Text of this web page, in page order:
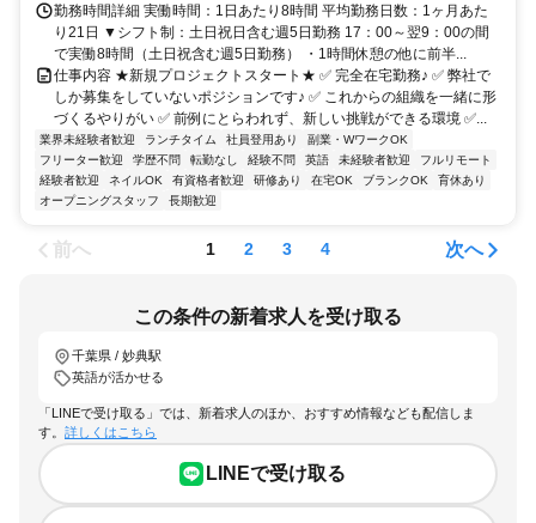
勤務時間詳細 実働時間：1日あたり8時間 平均勤務日数：1ヶ月あた
り21日 ▼シフト制：土日祝日含む週5日勤務 17：00～翌9：00の間
で実働8時間（土日祝含む週5日勤務） ・1時間休憩の他に前半...
仕事内容 ★新規プロジェクトスタート★ ✅ 完全在宅勤務♪ ✅ 弊社で
しか募集をしていないポジションです♪ ✅ これからの組織を一緒に形
づくるやりがい ✅ 前例にとらわれず、新しい挑戦ができる環境 ✅...
業界未経験者歓迎 ランチタイム 社員登用あり
副業・WワークOK
フリーター歓迎
学歴不問 転勤なし 経験不問 英語 未経験者歓迎
フルリモート
経験者歓迎
ネイルOK 有資格者歓迎 研修あり 在宅OK ブランクOK
育休あり
オープニングスタッフ
長期歓迎
前へ 1 2 3 4 次へ
この条件の新着求人を受け取る
千葉県 / 妙典駅
英語が活かせる
「LINEで受け取る」では、新着求人のほか、おすすめ情報なども配信しま
す。 詳しくはこちら
LINEで受け取る